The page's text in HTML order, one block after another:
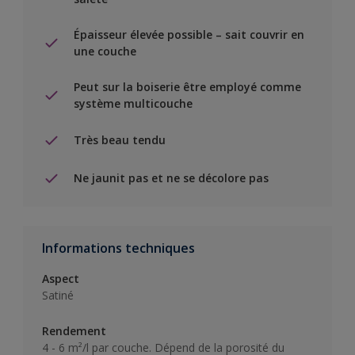
Épaisseur élevée possible – sait couvrir en
une couche
Peut sur la boiserie être employé comme
système multicouche
Très beau tendu
Ne jaunit pas et ne se décolore pas
Informations techniques
Aspect
Satiné
Rendement
4 - 6 m²/l par couche. Dépend de la porosité du